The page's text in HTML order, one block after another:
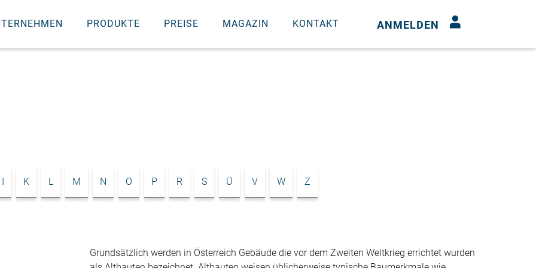
PRODUKTE PREISE MAGAZIN KONTAKT ANMELDEN
I K L M N O P R S Ü V W Z
Grundsätzlich werden in Österreich Gebäude die vor dem Zweiten Weltkrieg errichtet wurden